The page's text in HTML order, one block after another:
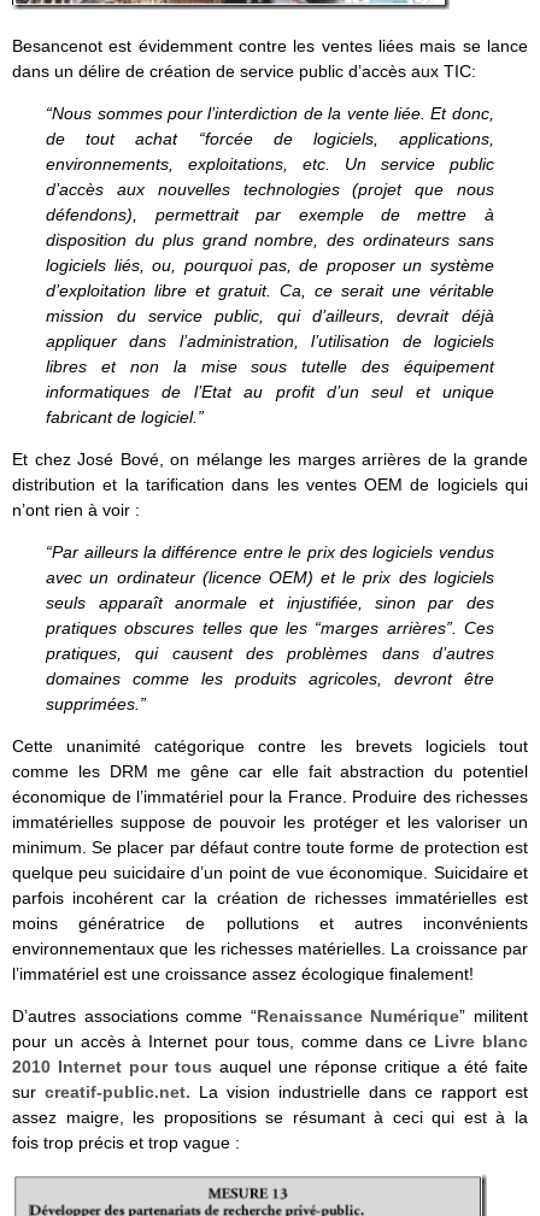
Besancenot est évidemment contre les ventes liées mais se lance
dans un délire de création de service public d’accès aux TIC:
“Nous sommes pour l’interdiction de la vente liée. Et donc,
de tout achat “forcée de logiciels, applications,
environnements, exploitations, etc. Un service public
d’accès aux nouvelles technologies (projet que nous
défendons), permettrait par exemple de mettre à
disposition du plus grand nombre, des ordinateurs sans
logiciels liés, ou, pourquoi pas, de proposer un système
d’exploitation libre et gratuit. Ca, ce serait une véritable
mission du service public, qui d’ailleurs, devrait déjà
appliquer dans l’administration, l’utilisation de logiciels
libres et non la mise sous tutelle des équipement
informatiques de l’Etat au profit d’un seul et unique
fabricant de logiciel.”
Et chez José Bové, on mélange les marges arrières de la grande
distribution et la tarification dans les ventes OEM de logiciels qui
n’ont rien à voir :
“Par ailleurs la différence entre le prix des logiciels vendus
avec un ordinateur (licence OEM) et le prix des logiciels
seuls apparaît anormale et injustifiée, sinon par des
pratiques obscures telles que les “marges arrières”. Ces
pratiques, qui causent des problèmes dans d’autres
domaines comme les produits agricoles, devront être
supprimées.”
Cette unanimité catégorique contre les brevets logiciels tout
comme les DRM me gêne car elle fait abstraction du potentiel
économique de l’immatériel pour la France. Produire des richesses
immatérielles suppose de pouvoir les protéger et les valoriser un
minimum. Se placer par défaut contre toute forme de protection est
quelque peu suicidaire d’un point de vue économique. Suicidaire et
parfois incohérent car la création de richesses immatérielles est
moins génératrice de pollutions et autres inconvénients
environnementaux que les richesses matérielles. La croissance par
l’immatériel est une croissance assez écologique finalement!
D’autres associations comme “Renaissance Numérique” militent
pour un accès à Internet pour tous, comme dans ce Livre blanc
2010 Internet pour tous auquel une réponse critique a été faite
sur creatif-public.net. La vision industrielle dans ce rapport est
assez maigre, les propositions se résumant à ceci qui est à la
fois trop précis et trop vague :